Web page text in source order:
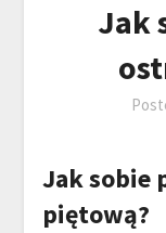
Jak
Jak sobie
piętową?